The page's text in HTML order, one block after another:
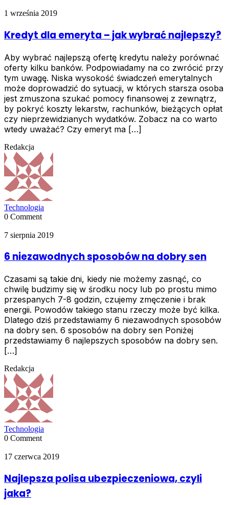
1 września 2019
Kredyt dla emeryta – jak wybrać najlepszy?
Aby wybrać najlepszą ofertę kredytu należy porównać
oferty kilku banków. Podpowiadamy na co zwrócić przy
tym uwagę. Niska wysokość świadczeń emerytalnych
może doprowadzić do sytuacji, w których starsza osoba
jest zmuszona szukać pomocy finansowej z zewnątrz,
by pokryć koszty lekarstw, rachunków, bieżących opłat
czy nieprzewidzianych wydatków. Zobacz na co warto
wtedy uważać? Czy emeryt ma […]
Redakcja
Technologia
0 Comment
7 sierpnia 2019
6 niezawodnych sposobów na dobry sen
Czasami są takie dni, kiedy nie możemy zasnąć, co
chwilę budzimy się w środku nocy lub po prostu mimo
przespanych 7-8 godzin, czujemy zmęczenie i brak
energii. Powodów takiego stanu rzeczy może być kilka.
Dlatego dziś przedstawiamy 6 niezawodnych sposobów
na dobry sen. 6 sposobów na dobry sen Poniżej
przedstawiamy 6 najlepszych sposobów na dobry sen.
[…]
Redakcja
Technologia
0 Comment
17 czerwca 2019
Najlepsza polisa ubezpieczeniowa, czyli
jaka?